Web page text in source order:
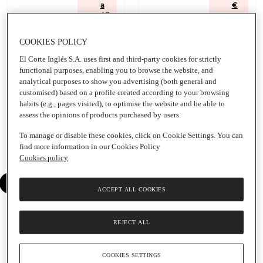
a
40
pr
óxi
ma
co
pra
.
€
par
0,75 €
Litro
agua
0,99 €
1,32 € /
Litro
agua
mineral
COOKIES POLICY
El Corte Inglés S.A. uses first and third-party cookies for strictly
functional purposes, enabling you to browse the website, and
analytical purposes to show you advertising (both general and
customised) based on a profile created according to your browsing
habits (e.g., pages visited), to optimise the website and be able to
assess the opinions of products purchased by users.
To manage or disable these cookies, click on Cookie Settings. You can
find more information in our Cookies Policy
Cookies policy
REJECT ALL
ACCEPT ALL COOKIES
COOKIES SETTINGS